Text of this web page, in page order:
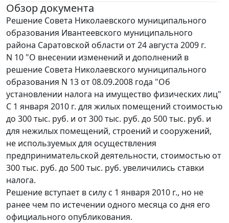
Обзор документа
Решение Совета Николаевского муниципального
образования Ивантеевского муниципального
района Саратовской области от 24 августа 2009 г.
N 10 "О внесении изменений и дополнений в
решение Совета Николаевского муниципального
образования N 13 от 08.09.2008 года "Об
установлении налога на имущество физических лиц"
С 1 января 2010 г. для жилых помещений стоимостью
до 300 тыс. руб. и от 300 тыс. руб. до 500 тыс. руб. и
для нежилых помещений, строений и сооружений,
не используемых для осуществления
предпринимательской деятельности, стоимостью от
300 тыс. руб. до 500 тыс. руб. увеличились ставки
налога.
Решение вступает в силу с 1 января 2010 г., но не
ранее чем по истечении одного месяца со дня его
официального опубликования.